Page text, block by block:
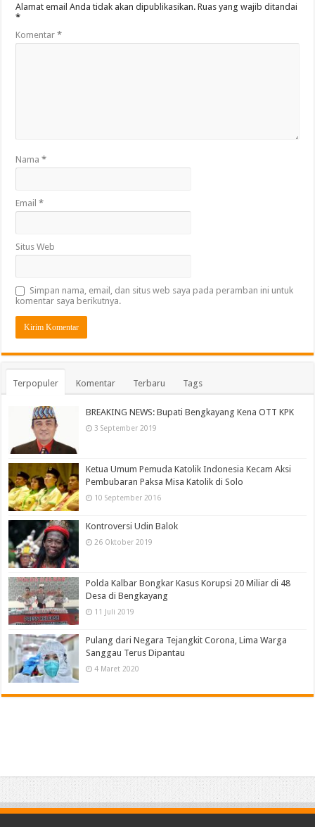
Alamat email Anda tidak akan dipublikasikan. Ruas yang wajib ditandai
*
Komentar*
Nama*
Email*
Situs Web
Simpan nama, email, dan situs web saya pada peramban ini untuk
komentar saya berikutnya.
Terpopuler Komentar Terbaru Tags
BREAKING NEWS: Bupati Bengkayang Kena OTT KPK
3 September 2019
Ketua Umum Pemuda Katolik Indonesia Kecam Aksi
Pembubaran Paksa Misa Katolik di Solo
10 September 2016
Kontroversi Udin Balok
26 Oktober 2019
Polda Kalbar Bongkar Kasus Korupsi 20 Miliar di 48
Desa di Bengkayang
11 Juli 2019
Pulang dari Negara Tejangkit Corona, Lima Warga
Sanggau Terus Dipantau
4 Maret 2020